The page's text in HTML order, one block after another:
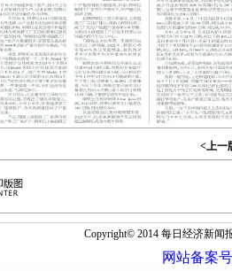
<上一
Copyright© 2014 每日经济新
网站备案